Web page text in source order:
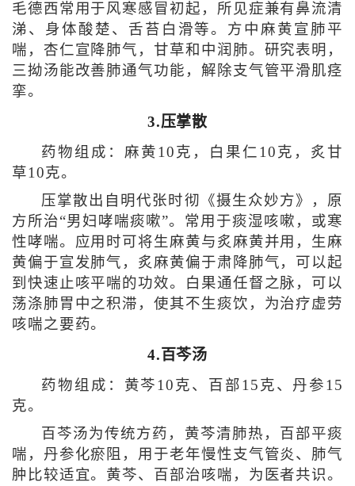
毛德西常用于风寒感冒初起，所见症兼有鼻流清
涕、身体酸楚、舌苔白滑等。方中麻黄宣肺平
喘，杏仁宣降肺气，甘草和中润肺。研究表明，
三拗汤能改善肺通气功能，解除支气管平滑肌痉
挛。
3.压掌散
药物组成：麻黄10克，白果仁10克，炙甘
草10克。
压掌散出自明代张时彻《摄生众妙方》，原
方所治“男妇哮喘痰嗽”。常用于痰湿咳嗽，或寒
性哮喘。应用时可将生麻黄与炙麻黄并用，生麻
黄偏于宣发肺气，炙麻黄偏于肃降肺气，可以起
到快速止咳平喘的功效。白果通任督之脉，可以
荡涤肺胃中之积滞，使其不生痰饮，为治疗虚劳
咳喘之要药。
4.百芩汤
药物组成：黄芩10克、百部15克、丹参15
克。
百芩汤为传统方药，黄芩清肺热，百部平痰
喘，丹参化瘀阻，用于老年慢性支气管炎、肺气
肿比较适宜。黄芩、百部治咳喘，为医者共识。